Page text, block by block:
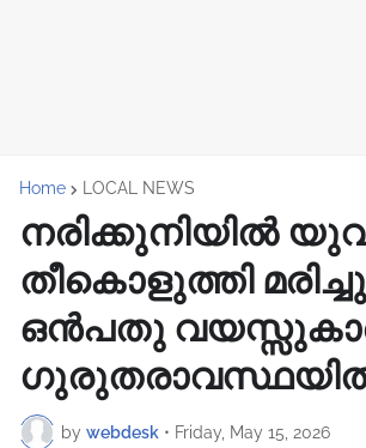
Home LOCAL NEWS
നരിക്കുനിയിൽ
തീകൊളുത്തി
ഒൻപതു
by webdesk • Friday, May 15, 2026